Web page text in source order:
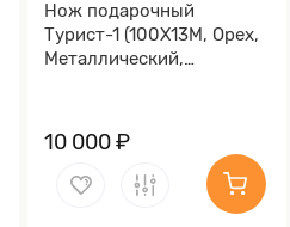
Нож подарочный
Турист-1 (100Х13М, Орех,
Металлический,
10 000 ₽